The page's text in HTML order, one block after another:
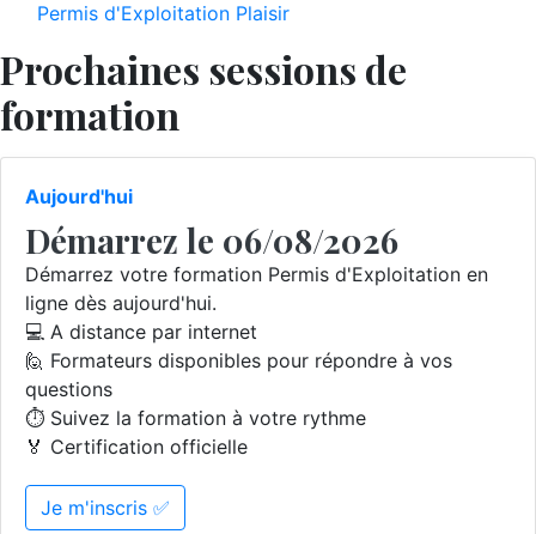
Permis d'Exploitation Plaisir
Prochaines sessions de
formation
Aujourd'hui
Démarrez le 06/08/2026
Démarrez votre formation Permis d'Exploitation en
ligne dès aujourd'hui.
💻 A distance par internet
🙋 Formateurs disponibles pour répondre à vos
questions
⏱️ Suivez la formation à votre rythme
🏅 Certification officielle
Je m'inscris ✅